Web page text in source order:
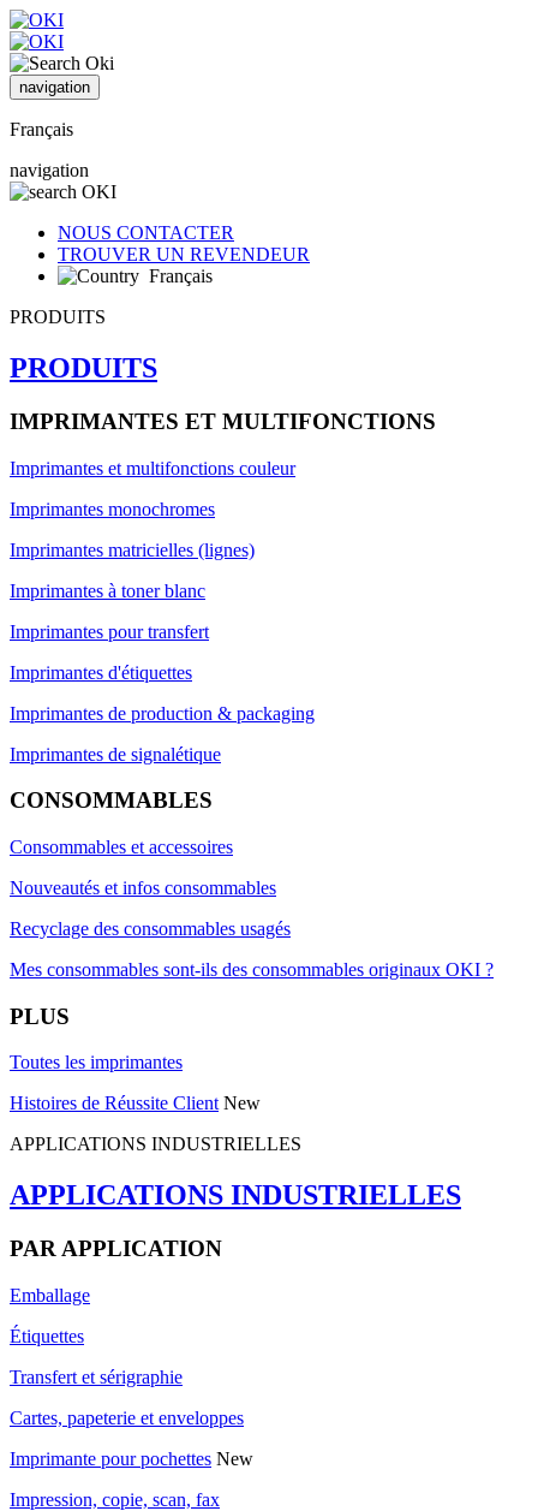
navigation
Français
navigation
NOUS CONTACTER
TROUVER UN REVENDEUR
Français
PRODUITS
PRODUITS
IMPRIMANTES ET MULTIFONCTIONS
Imprimantes et multifonctions couleur
Imprimantes monochromes
Imprimantes matricielles (lignes)
Imprimantes à toner blanc
Imprimantes pour transfert
Imprimantes d'étiquettes
Imprimantes de production & packaging
Imprimantes de signalétique
CONSOMMABLES
Consommables et accessoires
Nouveautés et infos consommables
Recyclage des consommables usagés
Mes consommables sont-ils des consommables originaux OKI ?
PLUS
Toutes les imprimantes
Histoires de Réussite Client New
APPLICATIONS INDUSTRIELLES
APPLICATIONS INDUSTRIELLES
PAR APPLICATION
Emballage
Étiquettes
Transfert et sérigraphie
Cartes, papeterie et enveloppes
Imprimante pour pochettes New
Impression, copie, scan, fax